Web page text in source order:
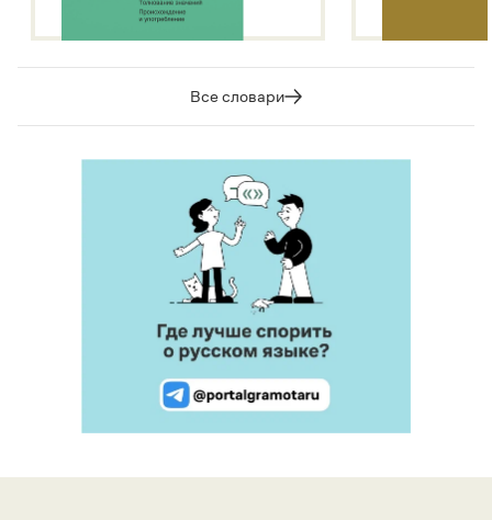
Все словари